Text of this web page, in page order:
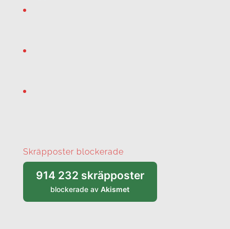
Skräpposter blockerade
914 232 skräpposter
blockerade avAkismet